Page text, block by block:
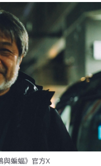
與蝙蝠》官方X